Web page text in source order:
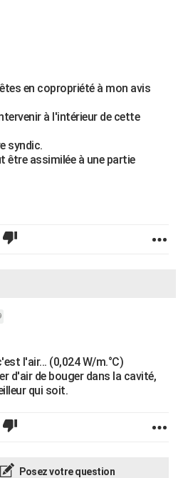
en copropriété à mon avis
à l'intérieur de cette
syndic.
être assimilée à une partie
l'air... (0,024 W/m.°C)
d'air de bouger dans la cavité,
qui soit.
Posez votre question